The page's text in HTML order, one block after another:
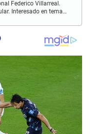
Federico Villarreal.